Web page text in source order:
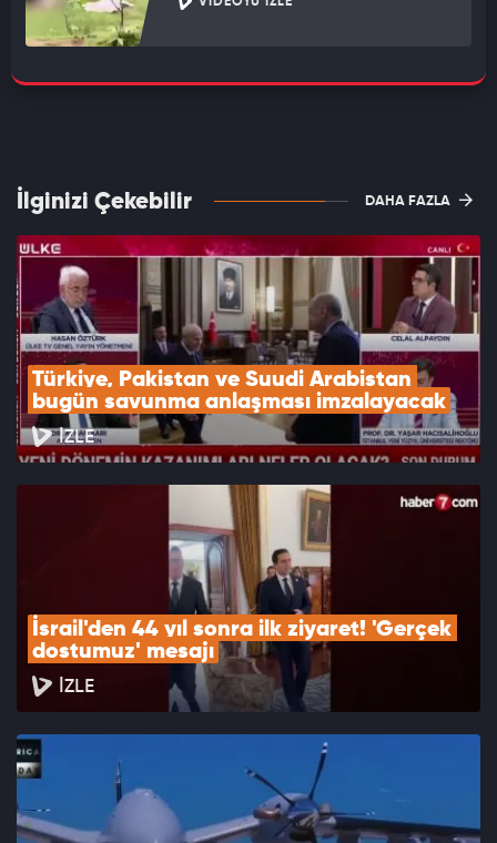
İlginizi Çekebilir DAHA FAZLA
Türkiye, Pakistan ve Suudi Arabistan
bugün savunma anlaşması imzalayacak
İZLE
İsrail'den 44 yıl sonra ilk ziyaret! 'Gerçek
dostumuz' mesajı
İZLE